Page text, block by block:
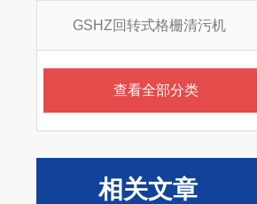
GSHZ回转式格栅清污机
查看全部分类
相关文章